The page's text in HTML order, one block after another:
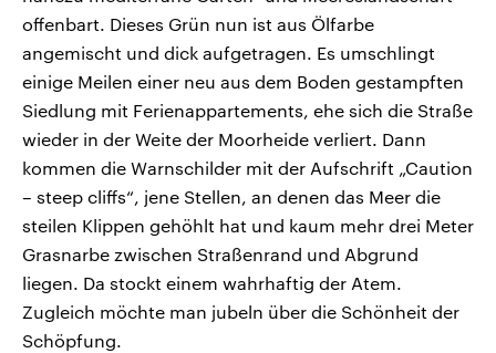
offenbart. Dieses Grün nun ist aus Ölfarbe
angemischt und dick aufgetragen. Es umschlingt
einige Meilen einer neu aus dem Boden gestampften
Siedlung mit Ferienappartements, ehe sich die Straße
wieder in der Weite der Moorheide verliert. Dann
kommen die Warnschilder mit der Aufschrift „Caution
– steep cliffs“, jene Stellen, an denen das Meer die
steilen Klippen gehöhlt hat und kaum mehr drei Meter
Grasnarbe zwischen Straßenrand und Abgrund
liegen. Da stockt einem wahrhaftig der Atem.
Zugleich möchte man jubeln über die Schönheit der
Schöpfung.